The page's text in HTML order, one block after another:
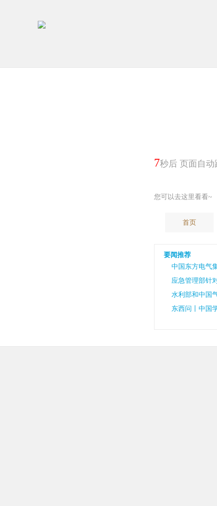
7秒后 页面自动
您可以去这里看看~
首页
要闻推荐
中国东方电气
应急管理部针
水利部和中国
东西问丨中国